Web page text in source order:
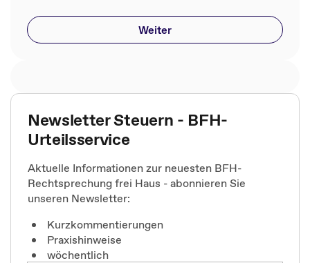
Weiter
Newsletter Steuern - BFH-
Urteilsservice
Aktuelle Informationen zur neuesten BFH-
Rechtsprechung frei Haus - abonnieren Sie
unseren Newsletter:
Kurzkommentierungen
Praxishinweise
wöchentlich